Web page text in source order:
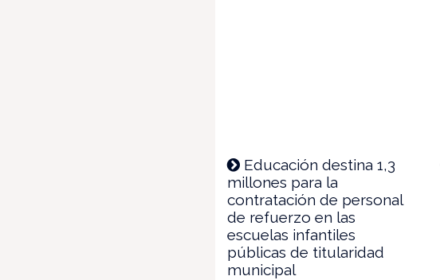
Educación destina 1,3
millones para la
contratación de personal
de refuerzo en las
escuelas infantiles
públicas de titularidad
municipal